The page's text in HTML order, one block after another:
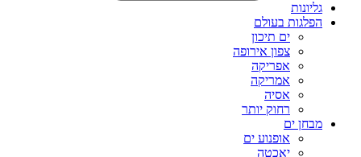
גליונות
הפלגות בעולם
ים תיכון
צפון אירופה
אפריקה
אמריקה
אסיה
רחוק יותר
מבחן ים
אופנוע ים
יאכטה